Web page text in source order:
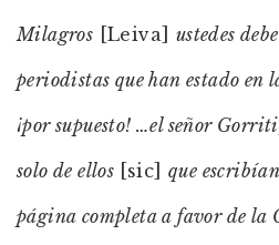
Milagros [Leiva] ustedes
periodistas que han estado
¡por supuesto! …el señor
solo de ellos [sic]que
página completa a favor de la